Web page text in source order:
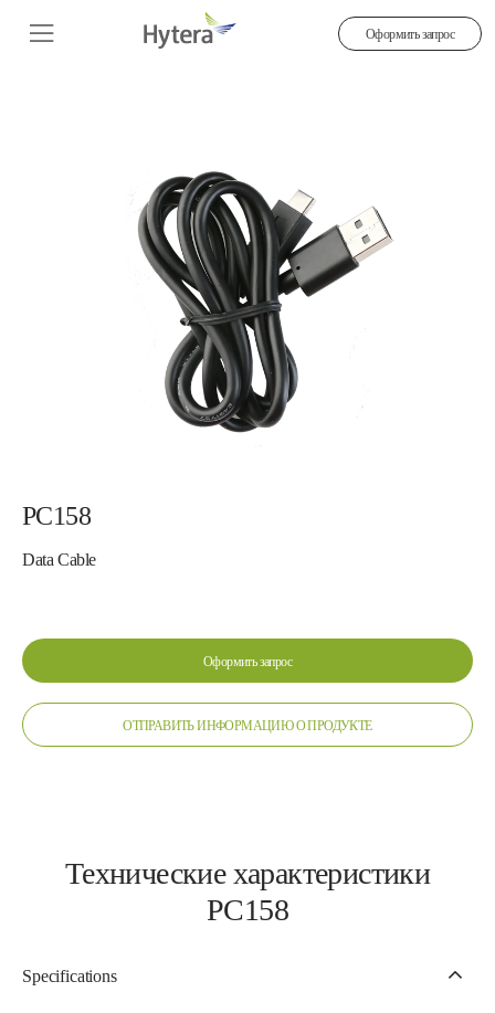
Оформить запрос
PC158
Data Cable
Оформить запрос
ОТПРАВИТЬ ИНФОРМАЦИЮ О ПРОДУКТЕ
Технические характеристики
PC158
Specifications